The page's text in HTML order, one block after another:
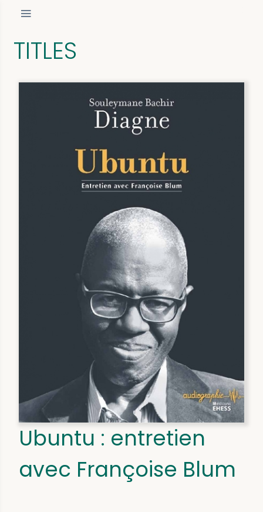
TITLES
Ubuntu : entretien
avec Françoise Blum